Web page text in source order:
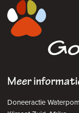
Meer
Doneeractie